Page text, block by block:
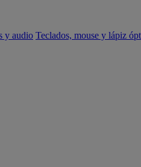
y audio Teclados, mouse y lápiz